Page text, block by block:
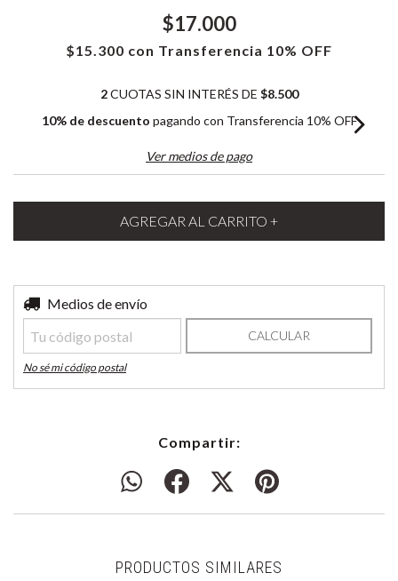
$17.000
$15.300 con Transferencia 10% OFF
2CUOTAS SIN INTERÉS DE $8.500
10% de descuento pagando con Transferencia 10% OFF
Ver medios de pago
Entregas para el CP:
Medios de envío
CALCULAR
No sé mi código postal
Compartir:
PRODUCTOS SIMILARES